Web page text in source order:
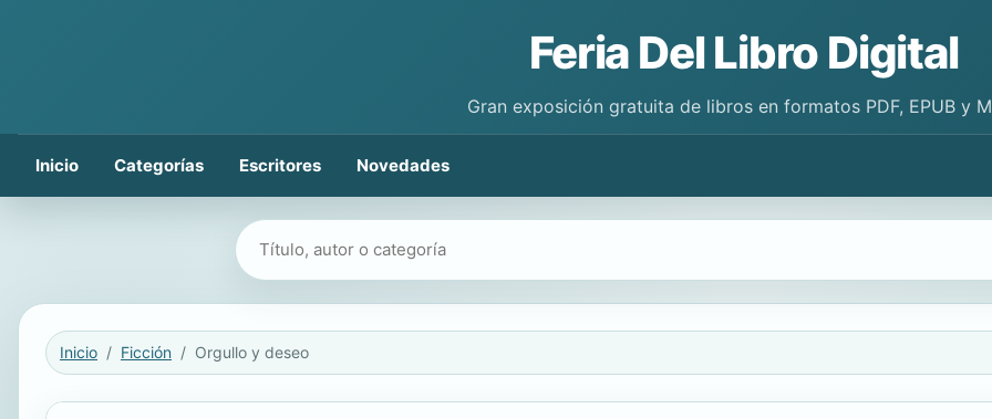
Feria Del Libro Digital
Gran exposición gratuita de libros en formatos PDF, EPUB y
Inicio Categorías Escritores Novedades
Buscar libros
Inicio Ficción Orgullo y deseo